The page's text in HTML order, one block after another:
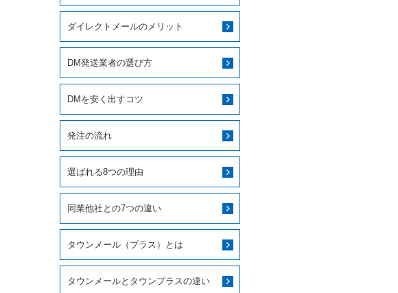
ダイレクトメールのメリット
DM発送業者の選び方
DMを安く出すコツ
発注の流れ
選ばれる8つの理由
同業他社との7つの違い
タウンメール（プラス）とは
タウンメールとタウンプラスの違い